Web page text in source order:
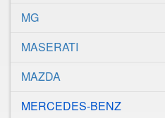
MG
MASERATI
MAZDA
MERCEDES-BENZ